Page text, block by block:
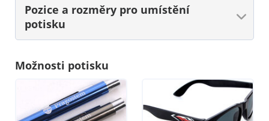
Pozice a rozměry pro umístění
potisku
Možnosti potisku